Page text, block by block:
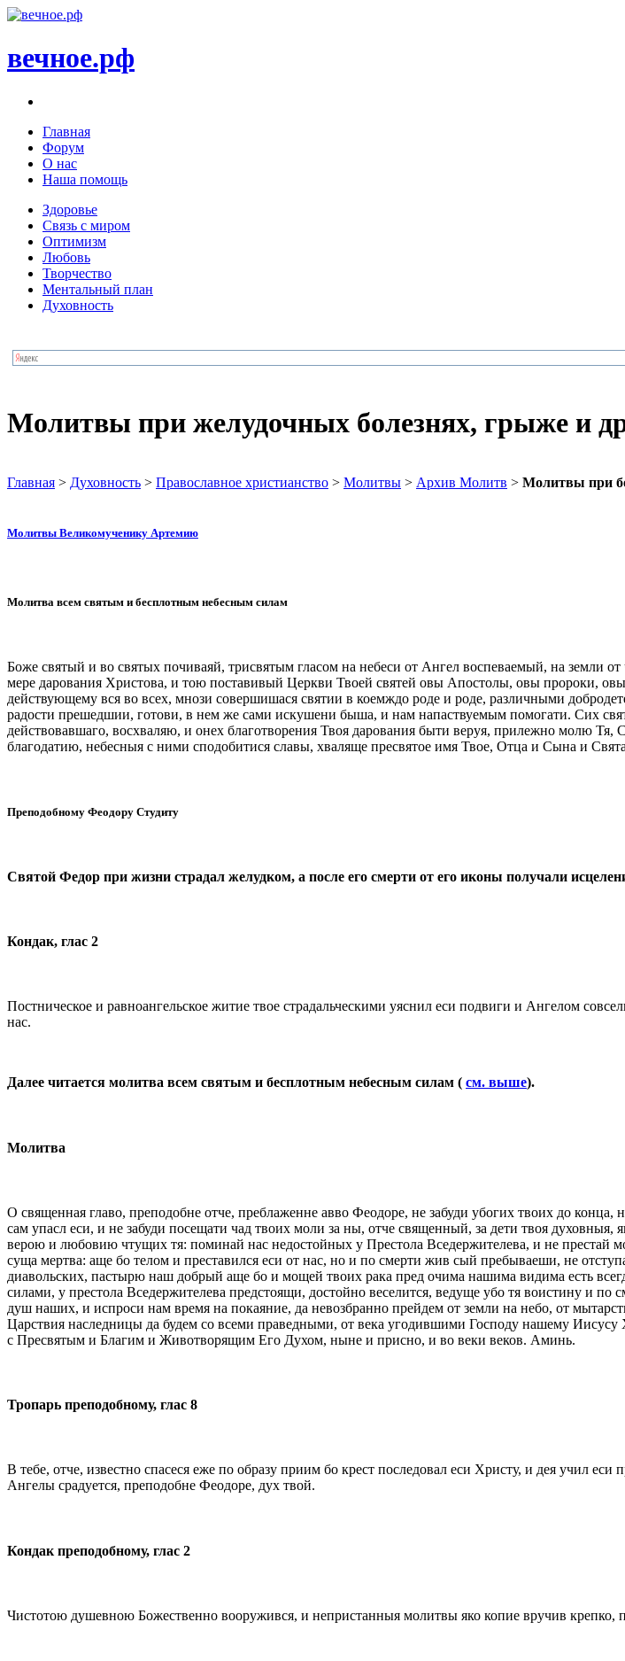
вечное.рф
Главная
Форум
О нас
Наша помощь
Здоровье
Связь с миром
Оптимизм
Любовь
Творчество
Ментальный план
Духовность
Молитвы при желудочных болезнях, грыже и
Главная > Духовность > Православное христианство > Молитвы > Архив Молитв > Молитвы при
Молитвы Великомученику Артемию
Молитва всем святым и бесплотным небесным силам
Боже святый и во святых почиваяй, трисвятым гласом на небеси от Ангел воспеваемый, на
мере дарования Христова, и тою поставивый Церкви Твоей святей овы Апостолы, овы пророки,
действующему вся во всех, мнози совершишася святии в коемждо роде и роде, различными
радости прешедшии, готови, в нем же сами искушени быша, и нам напаствуемым помогати. Сих
действовавшаго, восхваляю, и онех благотворения Твоя дарования быти веруя, прилежно молю
благодатию, небесныя с ними сподобитися славы, хваляще пресвятое имя Твое, Отца и Сына и
Преподобному Феодору Студиту
Святой Федор при жизни страдал желудком, а после его смерти от его иконы получали
Кондак, глас 2
Постническое и равноангельское житие твое страдальческими уяснил еси подвиги и Ангелом
нас.
Далее читается молитва всем святым и бесплотным небесным силам ( см. выше).
Молитва
О священная главо, преподобне отче, преблаженне авво Феодоре, не забуди убогих твоих до
сам упасл еси, и не забуди посещати чад твоих моли за ны, отче священный, за дети твоя
верою и любовию чтущих тя: поминай нас недостойных у Престола Вседержителева, и не престай
суща мертва: аще бо телом и преставился еси от нас, но и по смерти жив сый пребываеши, не
диавольских, пастырю наш добрый аще бо и мощей твоих рака пред очима нашима видима есть
силами, у престола Вседержителева предстоящи, достойно веселится, ведуще убо тя воистину и
душ наших, и испроси нам время на покаяние, да невозбранно прейдем от земли на небо, от
Царствия наследницы да будем со всеми праведными, от века угодившими Господу нашему
с Пресвятым и Благим и Животворящим Его Духом, ныне и присно, и во веки веков. Аминь.
Тропарь преподобному, глас 8
В тебе, отче, известно спасеся еже по образу приим бо крест последовал еси Христу, и дея учил
Ангелы срадуется, преподобне Феодоре, дух твой.
Кондак преподобному, глас 2
Чистотою душевною Божественно вооружився, и непристанныя молитвы яко копие вручив крепко,